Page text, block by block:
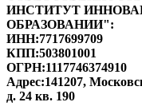
ИНСТИТУТ
ОБРАЗОВАНИИ":
ИНН:7717699709
КПП:503801001
ОГРН:1117746374910
Адрес:141207,
д. 24 кв. 190